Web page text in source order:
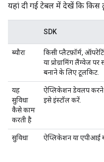
यहां दी गई टेबल में देखें कि किस
SDK
ब्यौरा
किसी प्लैटफ़ॉर्म,
या प्रोग्रामिंग लैंग्वेज पर
बनाने के लिए टूलकिट.
यह
सुविधा
कैसे काम
करती है
ऐप्लिकेशन डेवलप
इसे इंस्टॉल करें.
सुविधा ऐप्लिकेशन या एपीआई